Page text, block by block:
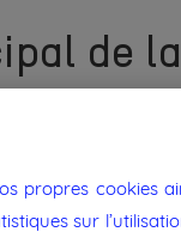
de
dans le
graduelle.
propres cookies
sur